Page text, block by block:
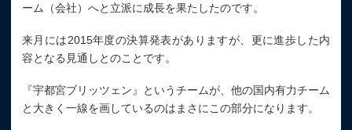
ーム（会社）へと立派に成長を果たしたのです。
来月には2015年度の決算発表がありますが、更に進歩した内
容となる見通しとのことです。
『宇都宮ブリッツェン』というチームが、他の国内有力チーム
と大きく一線を画しているのはまさにこの部分になります。